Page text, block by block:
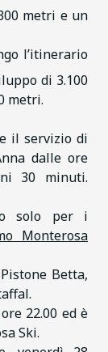
metri e un
l’itinerario
di 3.100
metri.
il servizio di
dalle ore
30 minuti.
solo per i
Monterosa
Betta,
22.00 ed è
Ski.